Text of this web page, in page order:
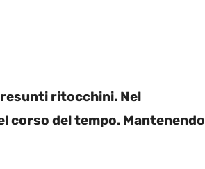
ritocchini. Nel
corso del tempo. Mantenendo